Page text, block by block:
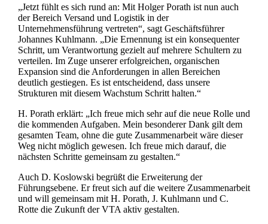
„Jetzt fühlt es sich rund an: Mit Holger Porath ist nun auch
der Bereich Versand und Logistik in der
Unternehmensführung vertreten“, sagt Geschäftsführer
Johannes Kuhlmann. „Die Ernennung ist ein konsequenter
Schritt, um Verantwortung gezielt auf mehrere Schultern zu
verteilen. Im Zuge unserer erfolgreichen, organischen
Expansion sind die Anforderungen in allen Bereichen
deutlich gestiegen. Es ist entscheidend, dass unsere
Strukturen mit diesem Wachstum Schritt halten.“
H. Porath erklärt: „Ich freue mich sehr auf die neue Rolle und
die kommenden Aufgaben. Mein besonderer Dank gilt dem
gesamten Team, ohne die gute Zusammenarbeit wäre dieser
Weg nicht möglich gewesen. Ich freue mich darauf, die
nächsten Schritte gemeinsam zu gestalten.“
Auch D. Koslowski begrüßt die Erweiterung der
Führungsebene. Er freut sich auf die weitere Zusammenarbeit
und will gemeinsam mit H. Porath, J. Kuhlmann und C.
Rotte die Zukunft der VTA aktiv gestalten.